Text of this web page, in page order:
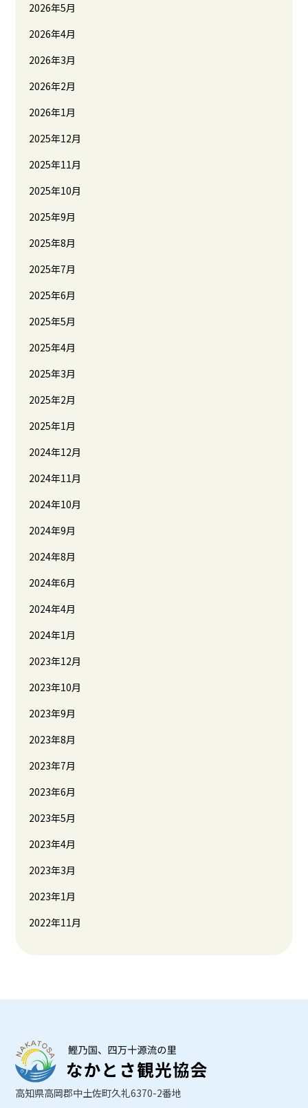
2026年5月
2026年4月
2026年3月
2026年2月
2026年1月
2025年12月
2025年11月
2025年10月
2025年9月
2025年8月
2025年7月
2025年6月
2025年5月
2025年4月
2025年3月
2025年2月
2025年1月
2024年12月
2024年11月
2024年10月
2024年9月
2024年8月
2024年6月
2024年4月
2024年1月
2023年12月
2023年10月
2023年9月
2023年8月
2023年7月
2023年6月
2023年5月
2023年4月
2023年3月
2023年1月
2022年11月
高知県高岡郡中土佐町久礼6370-2番地